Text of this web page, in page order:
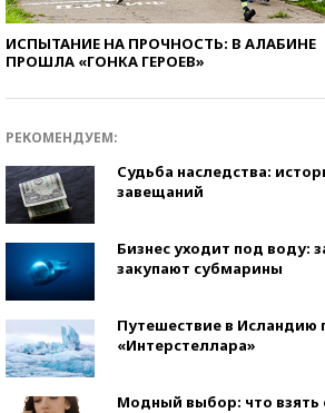
ИСПЫТАНИЕ НА ПРОЧНОСТЬ: В АЛАБИНЕ
ПРОШЛА «ГОНКА ГЕРОЕВ»
РЕКОМЕНДУЕМ:
Судьба наследства:
завещаний
Бизнес уходит под воду:
закупают субмарины
Путешествие в Исландию
«Интерстеллара»
Модный выбор: что взять